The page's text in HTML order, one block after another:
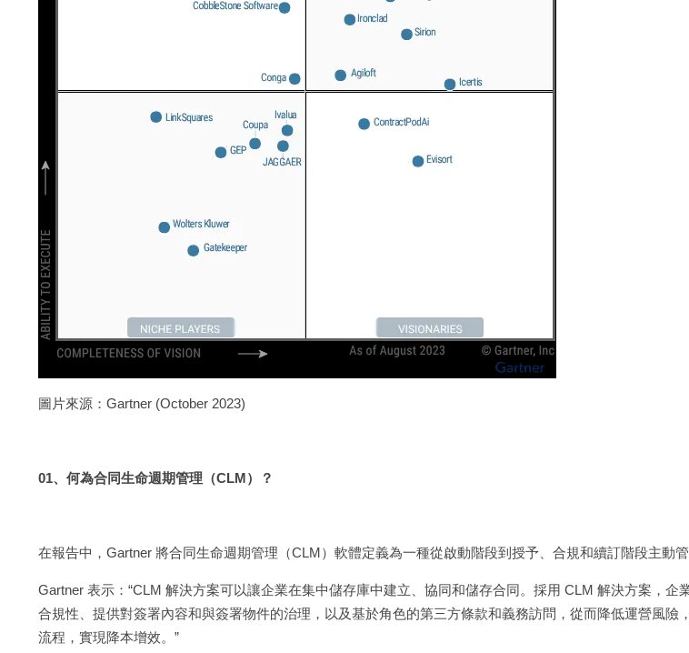
圖片來源：Gartner (October 2023)
01、何為合同生命週期管理（CLM）？
在報告中，Gartner 將合同生命週期管理（CLM）軟體定義為一種從啟動階段到授予、合規和續訂階段主動管
Gartner 表示：“CLM 解決方案可以讓企業在集中儲存庫中建立、協同和儲存合同。採用 CLM 解決方案，企
合規性、提供對簽署內容和與簽署物件的治理，以及基於角色的第三方條款和義務訪問，從而降低運營風險
流程，實現降本增效。”